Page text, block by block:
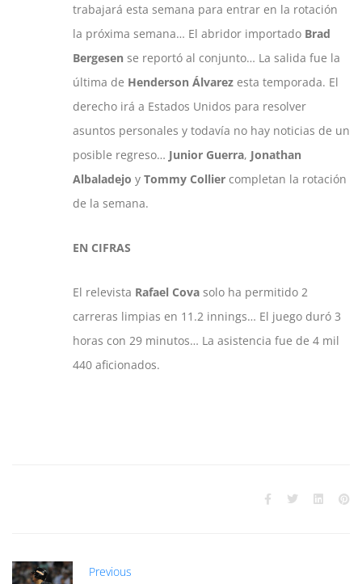
trabajará esta semana para entrar en la rotación
la próxima semana… El abridor importado Brad
Bergesen se reportó al conjunto… La salida fue la
última de Henderson Álvarez esta temporada. El
derecho irá a Estados Unidos para resolver
asuntos personales y todavía no hay noticias de un
posible regreso… Junior Guerra, Jonathan
Albaladejo y Tommy Collier completan la rotación
de la semana.
EN CIFRAS
El relevista Rafael Cova solo ha permitido 2
carreras limpias en 11.2 innings… El juego duró 3
horas con 29 minutos… La asistencia fue de 4 mil
440 aficionados.
Previous